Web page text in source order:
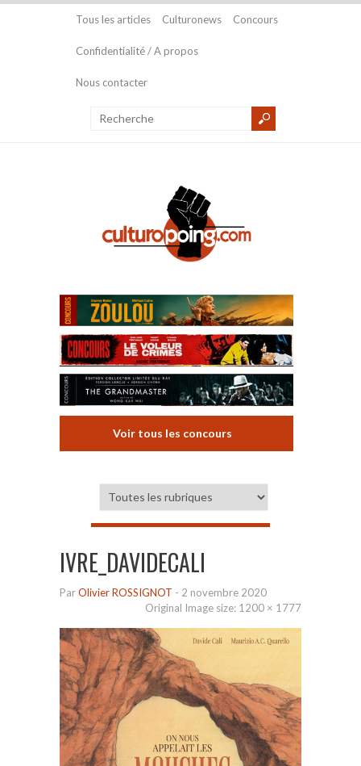
Tous les articles Culturonews Concours
Confidentialité / A propos
Nous contacter
Voir tous les concours
IVRE_DAVIDECALI
ParOlivier ROSSIGNOT - 2 novembre 2020
Original Image size: 1200 × 1777